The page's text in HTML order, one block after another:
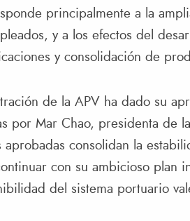
principalmente a la
y a los efectos del
y consolidación de
de la APV ha dado su
por Mar Chao, presidenta de
aprobadas consolidan la
con su ambicioso plan
del sistema portuario